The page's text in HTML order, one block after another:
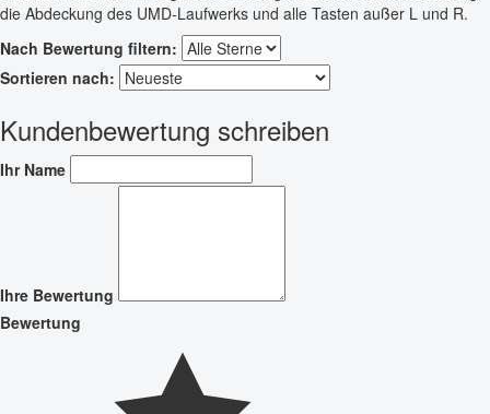
die Abdeckung des UMD-Laufwerks und alle Tasten außer L und R.
Nach Bewertung filtern:
Sortieren nach:
Kundenbewertung schreiben
Ihr Name
Ihre Bewertung
Bewertung